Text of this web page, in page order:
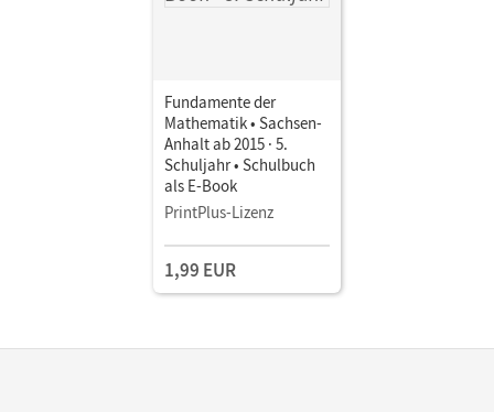
Fundamente der
Mathematik • Sachsen-
Anhalt ab 2015 · 5.
Schuljahr • Schulbuch
als E-Book
PrintPlus-Lizenz
1,99 EUR